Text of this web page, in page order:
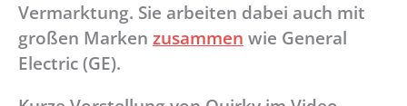
Vermarktung. Sie arbeiten dabei auch mit
großen Marken zusammen wie General
Electric (GE).